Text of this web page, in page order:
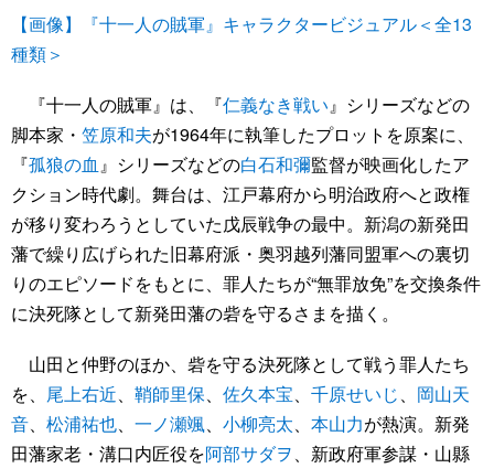
【画像】『十一人の賊軍』キャラクタービジュアル＜全13
種類＞
『十一人の賊軍』は、『仁義なき戦い』シリーズなどの
脚本家・ 笠原和夫が1964年に執筆したプロットを原案に、
『孤狼の血 』シリーズなどの白石和彌監督が映画化したア
クション時代劇。舞台は、江戸幕府から明治政府へと政権
が移り変わろうとしていた戊辰戦争の最中。新潟の新発田
藩で繰り広げられた旧幕府派・奥羽越列藩同盟軍への裏切
りのエピソードをもとに、罪人たちが“無罪放免”を交換条件
に決死隊として新発田藩の砦を守るさまを描く。
山田と仲野のほか、砦を守る決死隊として戦う罪人たち
を、 尾上右近、 鞘師里保、 佐久本宝、 千原せいじ、 岡山天
音、 松浦祐也、 一ノ瀬颯、 小柳亮太、 本山力が熱演。新発
田藩家老・溝口内匠役を阿部サダヲ、新政府軍参謀・山縣